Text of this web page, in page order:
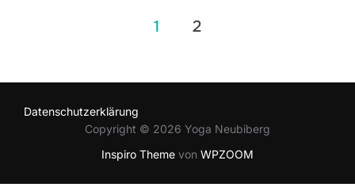
Seitennummerierung
1 2
Datenschutzerklärung
Copyright © 2026 Yoga Neubiberg
Inspiro Theme von WPZOOM